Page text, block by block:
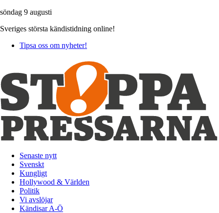
söndag 9 augusti
Sveriges största kändistidning online!
Tipsa oss om nyheter!
Senaste nytt
Svenskt
Kungligt
Hollywood & Världen
Politik
Vi avslöjar
Kändisar A-Ö